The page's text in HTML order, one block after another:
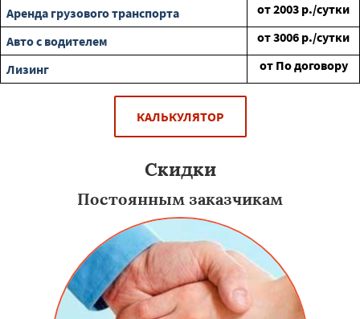
Аренда грузового транспорта
от2003 р./сутки
Авто с водителем
от3006 р./сутки
Лизинг
от По договору
КАЛЬКУЛЯТОР
Скидки
Постоянным заказчикам